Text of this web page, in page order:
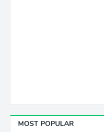
MOST POPULAR